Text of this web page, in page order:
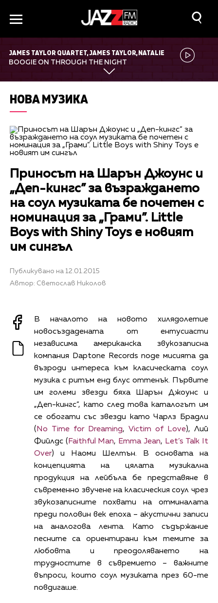
JAMES TAYLOR QUARTET, JAMES TAYLOR, NATALIE
WILLIAMS, NOEL MCKOY
BOOGIE ON THROUGH THE NIGHT
НОВА МУЗИКА
Приносът на Шарън Джоунс и
„Деп-кингс” за възраждането
на соул музиката бе почетен с
номинация за „Грами”. Little
Boys with Shiny Toys е новият
им сингъл
Публикувано на 12.01.2015
Автор: Светослав Николов
В началото на новото хилядолетие
новосъздадената от ентусиасти
независима американска звукозаписна
компания Daptone Records поде мисията да
възроди интереса към класическата соул
музика с ритъм енд блус оттенък. Първите
им големи звезди бяха Шарън Джоунс и
„Деп-кингс”, като след това каталогът им
се обогати със звезди като Чарлз Брадли
( No Time for Dreaming, Victim of Love), Лий
Фийлдс ( Faithful Man, Emma Jean, Let’s Talk It
Over) и Наоми Шелтън. В основата на
концепцията на цялата музикална
продукция на лейбъла бе представяне в
съвременно звучене на класическия соул чрез
звукозаписните похвати на отминалата
преди половин век епоха – акустични записи
на аналогова лента. Като съдържание
песните са ориентирани към темите за
любовта и преодоляването на
трудностите в съвремието – важните
въпроси, които соул музиката през 60-те
повдигаше.